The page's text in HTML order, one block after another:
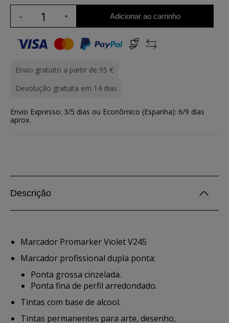
Adicionar ao carrinho
Envio gratuito a partir de 95 €
Devolução gratuita em 14 dias
Envio Expresso: 3/5 dias ou Econômico (Espanha): 6/9 dias
aprox.
Descrição
Marcador Promarker Violet V245
Marcador profissional dupla ponta:
Ponta grossa cinzelada.
Ponta fina de perfil arredondado.
Tintas com base de alcool.
Tintas permanentes para arte, desenho,